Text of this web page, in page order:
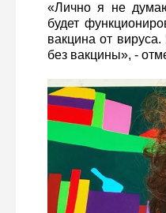
«Лично я не
будет
вакцина от
без вакцины», -